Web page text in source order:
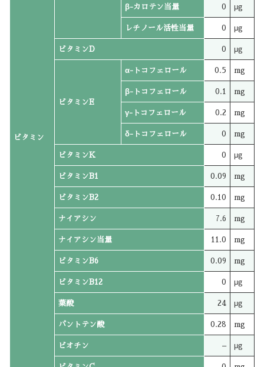
ビタミン
β-カロテン当量 0 μg
レチノール活性当量 0 μg
ビタミンD 0 μg
ビタミンE
α-トコフェロール 0.5 mg
β-トコフェロール 0.1 mg
γ-トコフェロール 0.2 mg
δ-トコフェロール 0 mg
ビタミンK 0 μg
ビタミンB1 0.09 mg
ビタミンB2 0.10 mg
ナイアシン 7.6 mg
ナイアシン当量 11.0 mg
ビタミンB6 0.09 mg
ビタミンB12 0 μg
葉酸 24 μg
パントテン酸 0.28 mg
ビオチン – μg